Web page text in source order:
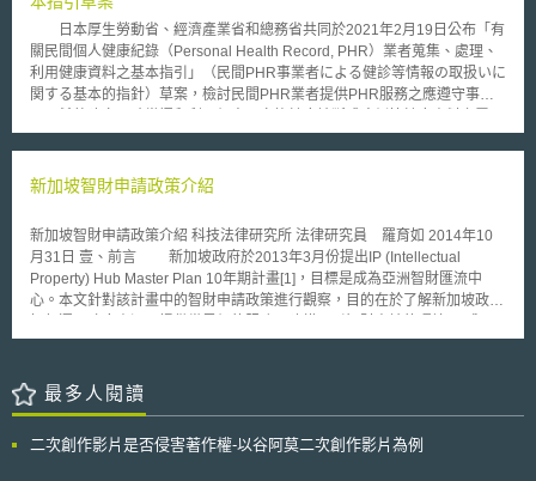
再觀我國電子化政府之發展，自民國87年至今已進入第五階段。初期致
力建設政府骨幹網路和電子認證、90年代持續深化及擴大政府網路應用，並
推動10大旗艦計畫實現網路政府主動、分眾、持續及紮根之服務。101年後
建構電子化政府之設備、網路和應用服務，發展資訊服務系統整合、全程服
務及跨部門協調。近期分別有「第五階段電子化政府計畫-數位政府」和
「服務型政府推動計畫」，以資料驅動、公私協力、以民為本之核心理念，
透過巨量資料、開放資料和服務個人化等工具，發展跨機關一站式整合服務
專家評析不太可能是在銷售點管理（POS）設備上（指擁有收銀、進銷存作
業功能的機器）植入惡意軟體，比較可能是從授權與結算的交換系統竊取資
料。 塔吉特的信用卡資料外洩事件，引發了一連串的訴訟案件及犯罪
調查，目前加州提起了兩件團體訴訟、奧勒岡州一件，損害賠償額估計高於
5百萬美元；另外，目前至少有四州的州檢察長（Attorney General）展開
眾和調查機關最關注的在於塔吉特何時得知資料遭竊事件的發生、花了多久
出去的數百萬筆信用卡和簽帳卡資料已經開始在黑市中販售每筆價格20至
日本厚生勞動省、經濟產業省和總務省共同於2021年2月19日公布「有
關民間個人健康紀錄（Personal Health Record, PHR）業者蒐集、處理、
利用健康資料之基本指引」（民間PHR事業者による健診等情報の取扱いに
関する基本的指針）草案，檢討民間PHR業者提供PHR服務之應遵守事
紀錄制度。 本指引所稱之「健康資料」，係指可用於個人自身健康管
之業者為蒐集、處理、利用上開健康資料並提供PHR服務之業者。根據指引
和相互運用性及其他等4大面向採取適當措施。首先，在資訊安全對策部
份，業者需取得風險管理系統之第三方認證（如資訊安全管理系統制度
（ISMS））；其次，針對個人資料，業者應制定隱私政策和服務利用規
約，並遵守個資法規定；然後，為確保健康資料之保存管理和相互運用性，
系統應具備雙向資料傳輸之功能；最後，本指引提供檢核表供業者自行檢
新加坡智財申請政策介紹
新加坡智財申請政策介紹 科技法律研究所 法律研究員 羅育如 2014年10
月31日 壹、前言 新加坡政府於2013年3月份提出IP (Intellectual
Property) Hub Master Plan 10年期計畫[1]，目標是成為亞洲智財匯流中
心。本文針對該計畫中的智財申請政策進行觀察，目的在於了解新加坡政府
重點說明 IP 擁有者通常會依據商業利益來考量要在哪些國家申請智財
吸引在新加坡境內提出IP註冊。為此，新加坡政府提出相關政策包括1.修改
專利法提高專利品質，同時提升專利審查人員能力；2.專利審查高速網路，
法修法 新加坡專利法於2011年開始修法，2014年2月14日開始實施新
最多人閱讀
二次創作影片是否侵害著作權-以谷阿莫二次創作影片為例